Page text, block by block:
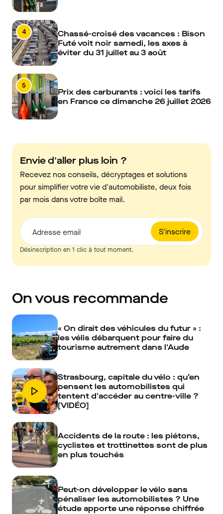
4
Chassé-croisé des vacances : Bison
Futé voit noir samedi, les axes à
éviter du 31 juillet au 3 août
5
Prix des carburants : voici les tarifs
en France ce dimanche 26 juillet 2026
Envie d'aller plus loin ?
Recevez nos conseils, décryptages et solutions
pour simplifier votre vie d'automobiliste, deux fois
par mois dans votre boîte mail.
S'inscrire
Adresse email
Désinscription en 1 clic à tout moment.
On vous recommande
« On dirait des véhicules du futur » :
les vélis débarquent pour faire du
tourisme autrement dans l'Aude
Strasbourg, capitale du vélo : qu’en
pensent les automobilistes qui
tentent d'accéder au centre-ville ?
[VIDÉO]
Accidents de la route : les piétons,
cyclistes et trottinettes sont de plus
en plus touchés
Peut-on développer le vélo sans
pénaliser les automobilistes ? Une
étude apporte une réponse chiffrée